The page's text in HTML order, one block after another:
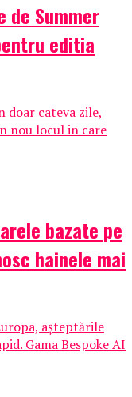
Summer
editia
doar cateva zile,
nou locul in care
bazate pe
hainele mai
așteptările
Gama Bespoke AI